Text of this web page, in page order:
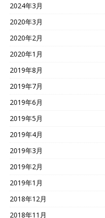
2024年3月
2020年3月
2020年2月
2020年1月
2019年8月
2019年7月
2019年6月
2019年5月
2019年4月
2019年3月
2019年2月
2019年1月
2018年12月
2018年11月